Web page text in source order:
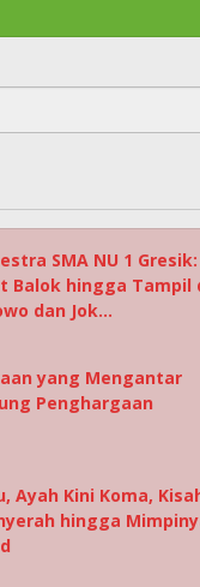
SMA NU 1 Gresik:
Balok hingga Tampil
dan Jok…
yang Mengantar
Penghargaan
Ayah Kini Koma,
hingga